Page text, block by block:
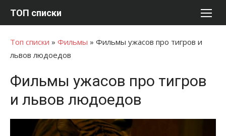
ТОП списки
Топ списки » Фильмы » Фильмы ужасов про тигров и
львов людоедов
Фильмы ужасов про тигров
и львов людоедов